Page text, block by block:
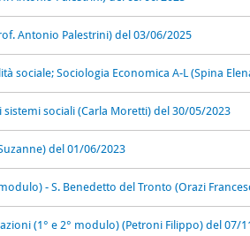
Antonio Palestrini) del 03/06/2025
sociale; Sociologia Economica A-L (Spina
sociali (Carla Moretti) del 30/05/2023
del 01/06/2023
- S. Benedetto del Tronto (Orazi
(1° e 2° modulo) (Petroni Filippo) del 07/